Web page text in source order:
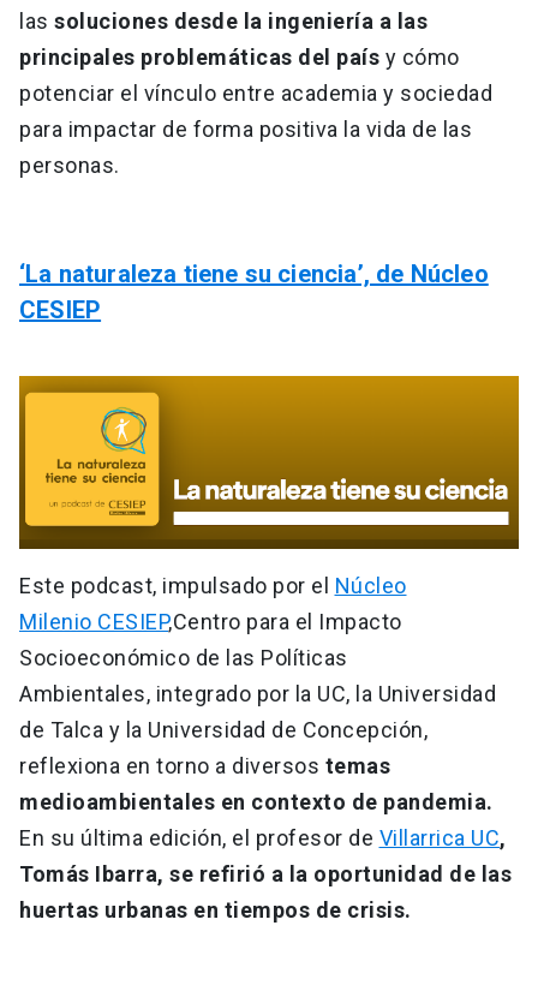
las soluciones desde la ingeniería a las
principales problemáticas del país y cómo
potenciar el vínculo entre academia y sociedad
para impactar de forma positiva la vida de las
personas.
‘La naturaleza tiene su ciencia’, de Núcleo
CESIEP
Este podcast, impulsado por el Núcleo
Milenio CESIEP,Centro para el Impacto
Socioeconómico de las Políticas
Ambientales, integrado por la UC, la Universidad
de Talca y la Universidad de Concepción,
reflexiona en torno a diversos temas
medioambientales en contexto de pandemia.
En su última edición, el profesor de Villarrica UC,
Tomás Ibarra, se refirió a la oportunidad de las
huertas urbanas en tiempos de crisis.